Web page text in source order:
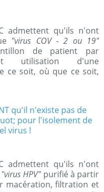
admettent qu'ils n'ont
"virus COV - 2 ou 19"
de patient par
utilisation d'une
ce soit, où que ce soit,
admettent qu'ils n'ont
"virus HPV"purifié à partir
macération, filtration et